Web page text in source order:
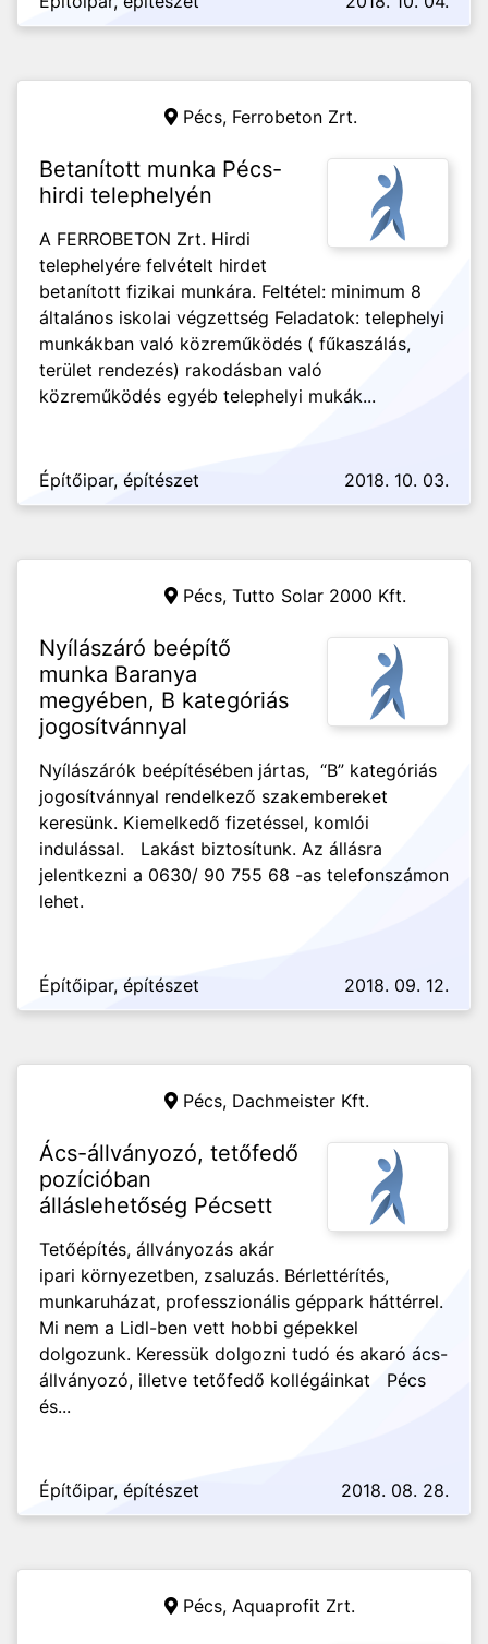
Pécs, Ferrobeton Zrt.
Betanított munka Pécs-
hirdi telephelyén
A FERROBETON Zrt. Hirdi
telephelyére felvételt hirdet
betanított fizikai munkára. Feltétel: minimum 8
általános iskolai végzettség Feladatok: telephelyi
munkákban való közreműködés ( fűkaszálás,
terület rendezés) rakodásban való
közreműködés egyéb telephelyi mukák...
Építőipar, építészet 2018. 10. 03.
Pécs, Tutto Solar 2000 Kft.
Nyílászáró beépítő
munka Baranya
megyében, B kategóriás
jogosítvánnyal
Nyílászárók beépítésében jártas, “B” kategóriás
jogosítvánnyal rendelkező szakembereket
keresünk. Kiemelkedő fizetéssel, komlói
indulással. Lakást biztosítunk. Az állásra
jelentkezni a 0630/ 90 755 68 -as telefonszámon
lehet.
Építőipar, építészet 2018. 09. 12.
Pécs, Dachmeister Kft.
Ács-állványozó, tetőfedő
pozícióban
álláslehetőség Pécsett
Tetőépítés, állványozás akár
ipari környezetben, zsaluzás. Bérlettérítés,
munkaruházat, professzionális géppark háttérrel.
Mi nem a Lidl-ben vett hobbi gépekkel
dolgozunk. Keressük dolgozni tudó és akaró ács-
állványozó, illetve tetőfedő kollégáinkat Pécs
és...
Építőipar, építészet 2018. 08. 28.
Pécs, Aquaprofit Zrt.